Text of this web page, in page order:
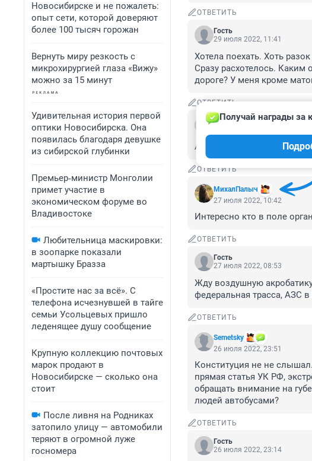
Новосибирске и не пожалеть:
опыт сети, которой доверяют
более 100 тысяч горожан
Вернуть миру резкость с
микрохирургией глаза «Вижу»
можно за 15 минут
Удивительная история первой
оптики Новосибирска. Она
появилась благодаря девушке
из сибирской глубинки
Премьер‑министр Монголии
примет участие в
экономическом форуме во
Владивостоке
Любительница маскировки:
в зоопарке показали
мартышку Бразза
«Простите нас за всё». С
телефона исчезнувшей в тайге
семьи Усольцевых пришло
леденящее душу сообщение
Крупную коллекцию почтовых
марок продают в
Новосибирске — сколько она
стоит
После ливня на Родниках
затопило улицу — автомобили
теряют в огромной луже
госномера
ОТВЕТИТЬ
Гость
29 июля 2022, 11:41
Хотела поехать. Хоть
Сразу расхотелось.
дороге? У меня кроме
ОТВЕТИТЬ
Гость
А у меня дача в станции
ОТВЕТИТЬ
МихалПалыч
Получай награды за
27 июля 2022, 10:42
Интересно кто в поле
ОТВЕТИТЬ
Гость
27 июля 2022, 08:53
Жду воздушную
федеральная трасса, АЗС
ОТВЕТИТЬ
Semetsky
26 июля 2022, 23:51
Конституция не не
прямая статья УК РФ,
обращать внимание на
людей автобусами?
ОТВЕТИТЬ
Гость
26 июля 2022, 23:14